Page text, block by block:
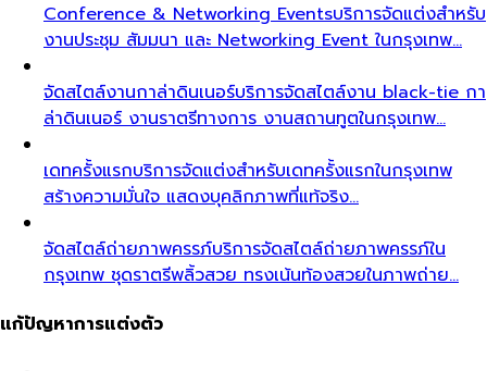
Conference & Networking Eventsบริการจัดแต่งสำหรับ
งานประชุม สัมมนา และ Networking Event ในกรุงเทพ…
จัดสไตล์งานกาล่าดินเนอร์บริการจัดสไตล์งาน black-tie กา
ล่าดินเนอร์ งานราตรีทางการ งานสถานทูตในกรุงเทพ…
เดทครั้งแรกบริการจัดแต่งสำหรับเดทครั้งแรกในกรุงเทพ
สร้างความมั่นใจ แสดงบุคลิกภาพที่แท้จริง…
จัดสไตล์ถ่ายภาพครรภ์บริการจัดสไตล์ถ่ายภาพครรภ์ใน
กรุงเทพ ชุดราตรีพลิ้วสวย ทรงเน้นท้องสวยในภาพถ่าย…
แก้ปัญหาการแต่งตัว